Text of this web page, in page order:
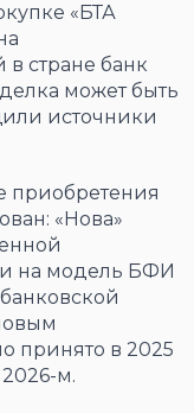
«БТА
стране банк
может быть
источники
приобретения
«Нова»
на модель БФИ
принято в 2025
м.